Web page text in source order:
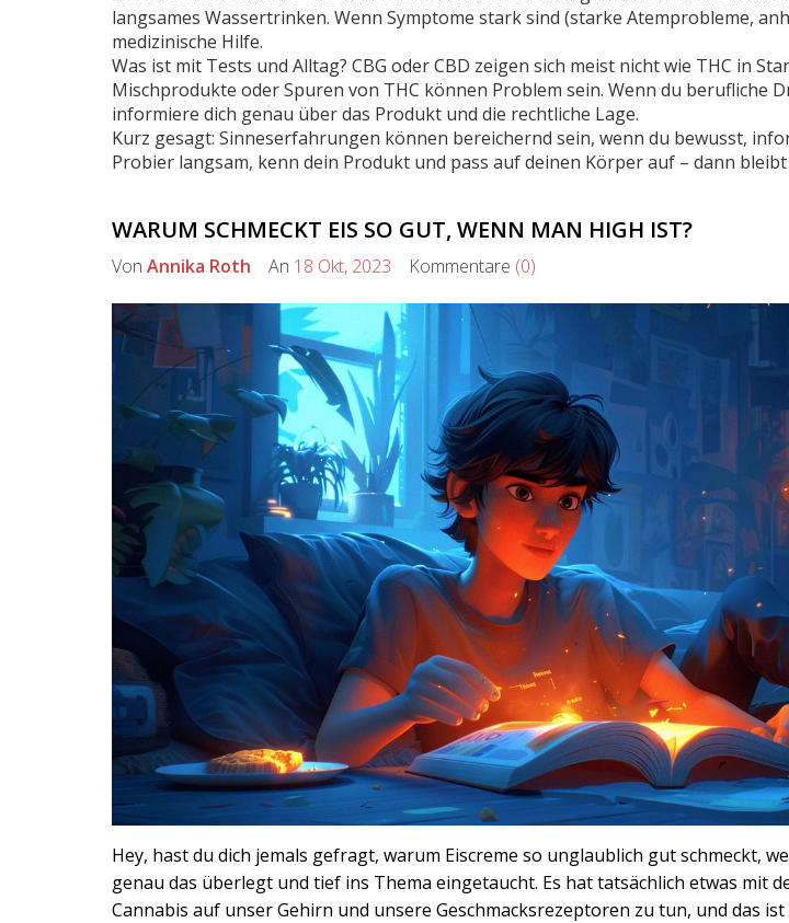
langsames Wassertrinken. Wenn Symptome stark sind (starke Atemprobleme,
medizinische Hilfe.
Was ist mit Tests und Alltag? CBG oder CBD zeigen sich meist nicht wie THC in
Mischprodukte oder Spuren von THC können Problem sein. Wenn du berufliche
informiere dich genau über das Produkt und die rechtliche Lage.
Kurz gesagt: Sinneserfahrungen können bereichernd sein, wenn du bewusst,
Probier langsam, kenn dein Produkt und pass auf deinen Körper auf – dann
WARUM SCHMECKT EIS SO GUT, WENN MAN HIGH IST?
Von Annika Roth An 18 Okt, 2023 Kommentare (0)
Hey, hast du dich jemals gefragt, warum Eiscreme so unglaublich gut schmeckt,
genau das überlegt und tief ins Thema eingetaucht. Es hat tatsächlich etwas mit
Cannabis auf unser Gehirn und unsere Geschmacksrezeptoren zu tun, und das